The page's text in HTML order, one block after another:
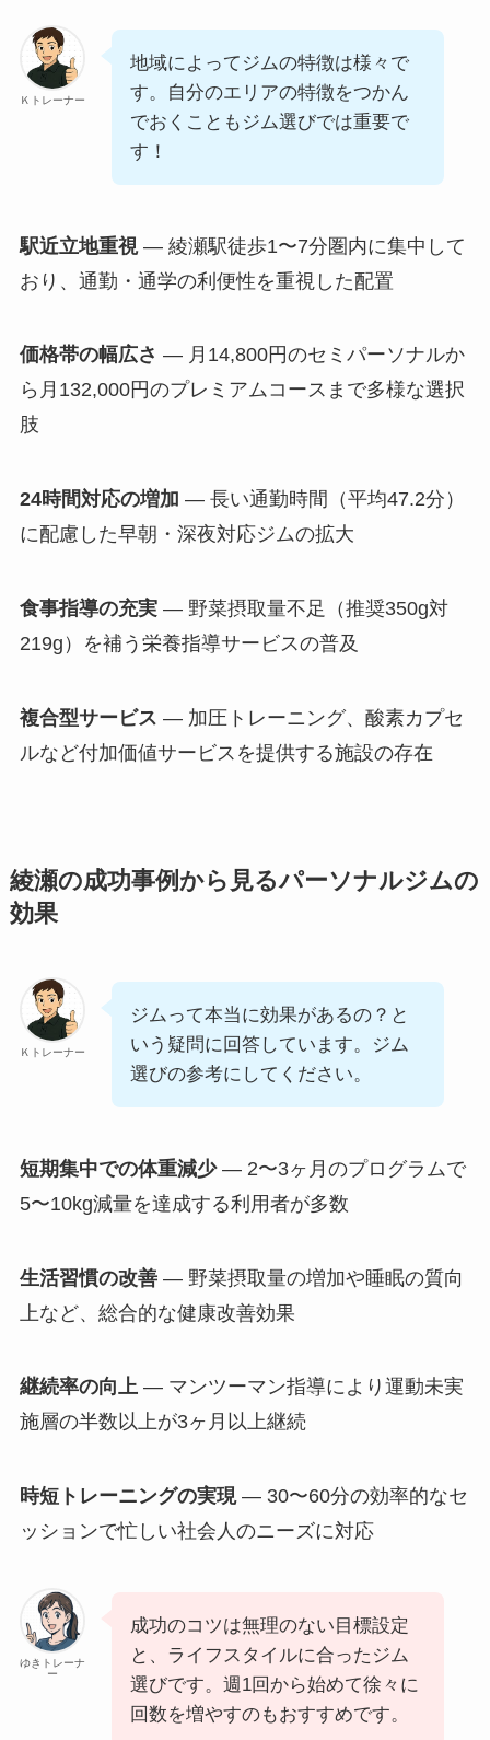
Ｋトレーナー
地域によってジムの特徴は様々で
す。自分のエリアの特徴をつかん
でおくこともジム選びでは重要で
す！
駅近立地重視— 綾瀬駅徒歩1〜7分圏内に集中して
おり、通勤・通学の利便性を重視した配置
価格帯の幅広さ — 月14,800円のセミパーソナルか
ら月132,000円のプレミアムコースまで多様な選択
肢
24時間対応の増加 — 長い通勤時間（平均47.2分）
に配慮した早朝・深夜対応ジムの拡大
食事指導の充実— 野菜摂取量不足（推奨350g対
219g）を補う栄養指導サービスの普及
複合型サービス — 加圧トレーニング、酸素カプセ
ルなど付加価値サービスを提供する施設の存在
綾瀬の成功事例から見るパーソナルジムの
効果
Ｋトレーナー
ジムって本当に効果があるの？と
いう疑問に回答しています。ジム
選びの参考にしてください。
短期集中での体重減少— 2〜3ヶ月のプログラムで
5〜10kg減量を達成する利用者が多数
生活習慣の改善— 野菜摂取量の増加や睡眠の質向
上など、総合的な健康改善効果
継続率の向上— マンツーマン指導により運動未実
施層の半数以上が3ヶ月以上継続
時短トレーニングの実現— 30〜60分の効率的なセ
ッションで忙しい社会人のニーズに対応
ゆきトレーナ
ー
成功のコツは無理のない目標設定
と、ライフスタイルに合ったジム
選びです。週1回から始めて徐々に
回数を増やすのもおすすめです。